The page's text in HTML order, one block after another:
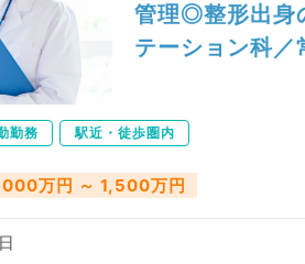
管理◎整形出身
テーション科／
勤務 駅近・徒歩圏内
万円 ～ 1,500万円